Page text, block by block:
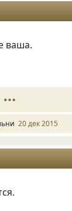
ваша.
20 дек 2015